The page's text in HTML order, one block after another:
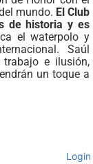
mundo. El Club
de historia y es
el waterpolo y
Saúl
e ilusión,
un toque a
Login